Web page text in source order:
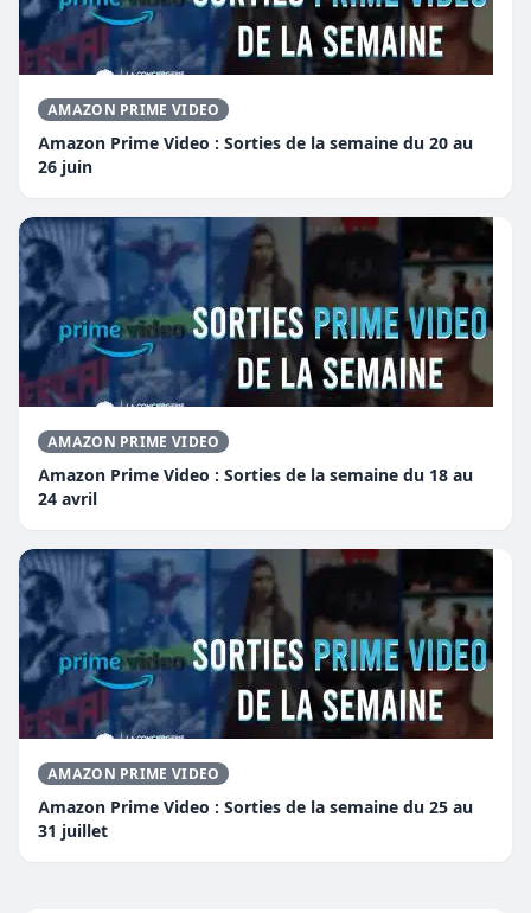
AMAZON PRIME VIDEO
Amazon Prime Video : Sorties de la semaine du 20 au
26 juin
AMAZON PRIME VIDEO
Amazon Prime Video : Sorties de la semaine du 18 au
24 avril
AMAZON PRIME VIDEO
Amazon Prime Video : Sorties de la semaine du 25 au
31 juillet